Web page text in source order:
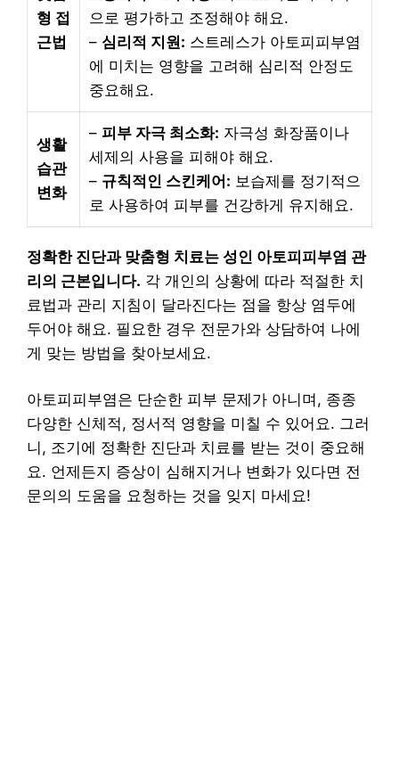
형 접
근법
으로 평가하고 조정해야 해요.
– 심리적 지원: 스트레스가 아토피피부염
에 미치는 영향을 고려해 심리적 안정도
중요해요.
생활
습관
변화
– 피부 자극 최소화: 자극성 화장품이나
세제의 사용을 피해야 해요.
– 규칙적인 스킨케어: 보습제를 정기적으
로 사용하여 피부를 건강하게 유지해요.
정확한 진단과 맞춤형 치료는 성인 아토피피부염 관
리의 근본입니다. 각 개인의 상황에 따라 적절한 치
료법과 관리 지침이 달라진다는 점을 항상 염두에
두어야 해요. 필요한 경우 전문가와 상담하여 나에
게 맞는 방법을 찾아보세요.
아토피피부염은 단순한 피부 문제가 아니며, 종종
다양한 신체적, 정서적 영향을 미칠 수 있어요. 그러
니, 조기에 정확한 진단과 치료를 받는 것이 중요해
요. 언제든지 증상이 심해지거나 변화가 있다면 전
문의의 도움을 요청하는 것을 잊지 마세요!